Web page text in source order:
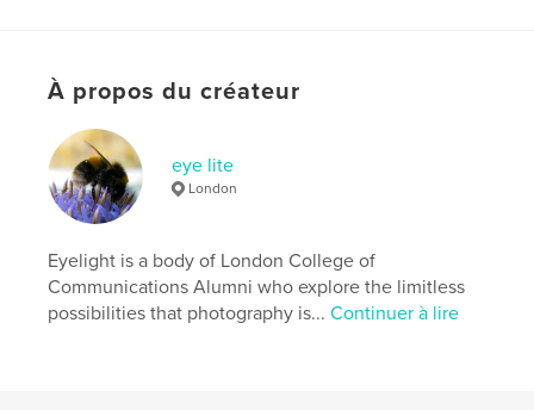
À propos du créateur
eye lite
London
Eyelight is a body of London College of
Communications Alumni who explore the limitless
possibilities that photography is...Continuer à lire